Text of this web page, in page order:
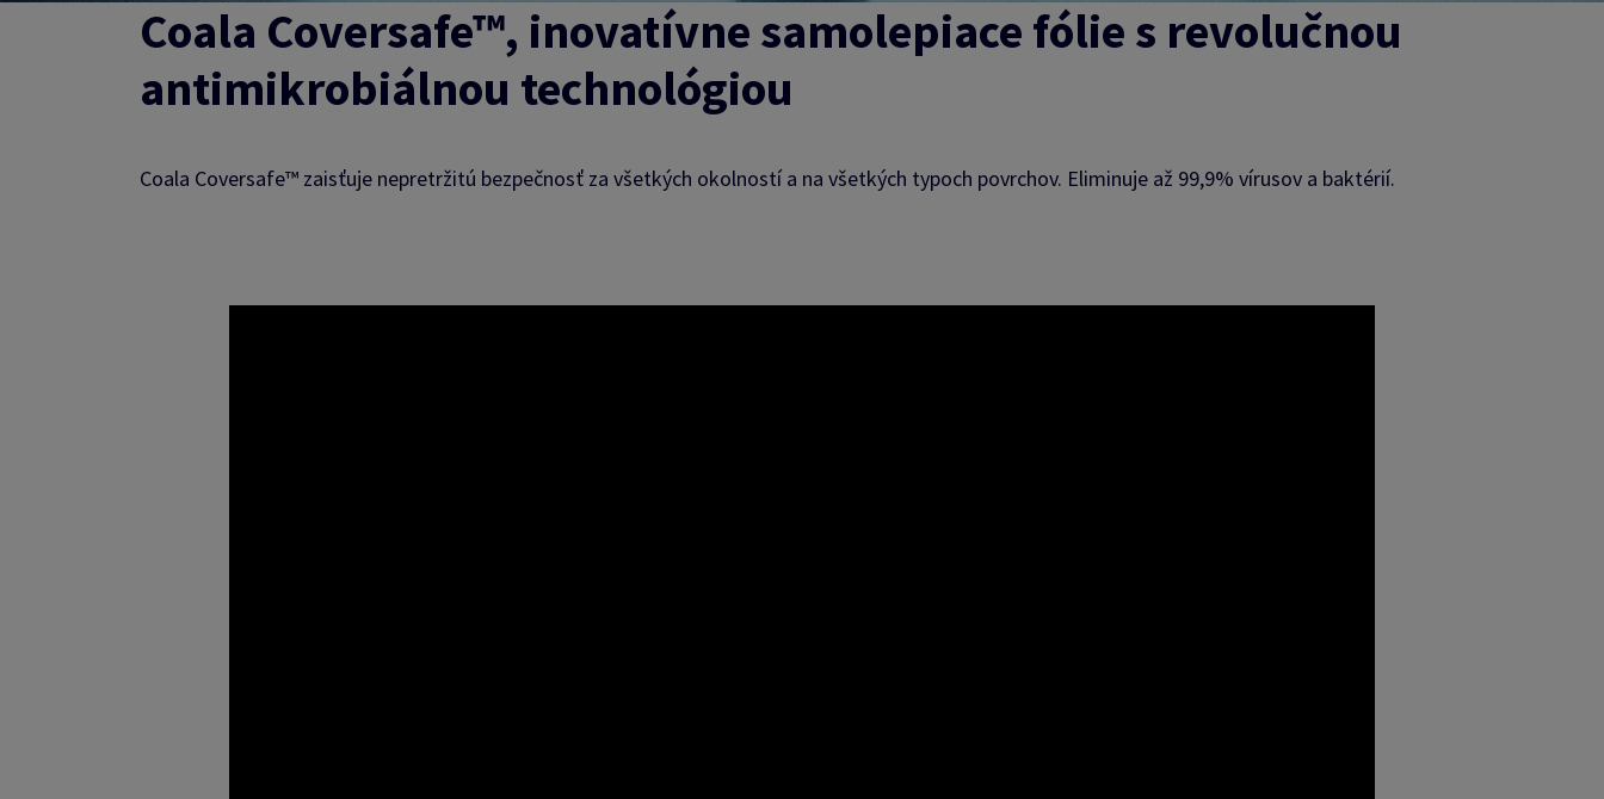
Coala Coversafe™, inovatívne samolepiace fólie s revolučnou
antimikrobiálnou technológiou
Coala Coversafe™ zaisťuje nepretržitú bezpečnosť za všetkých okolností a na všetkých typoch povrchov. Eliminuje až 99,9% vírusov a baktérií.